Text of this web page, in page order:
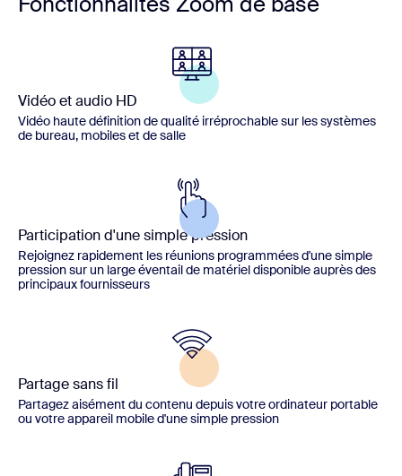
Vidéo et audio HD
Vidéo haute définition de qualité irréprochable sur les systèmes
de bureau, mobiles et de salle
Participation d'une simple pression
Rejoignez rapidement les réunions programmées d'une simple
pression sur un large éventail de matériel disponible auprès des
principaux fournisseurs
Partage sans fil
Partagez aisément du contenu depuis votre ordinateur portable
ou votre appareil mobile d'une simple pression